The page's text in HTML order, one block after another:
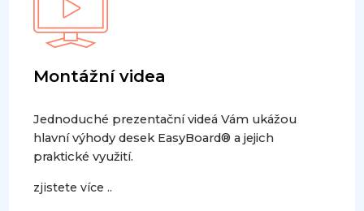
Montážní videa
Jednoduché prezentační videá Vám ukážou
hlavní výhody desek EasyBoard® a jejich
praktické využití.
zjistete více ..